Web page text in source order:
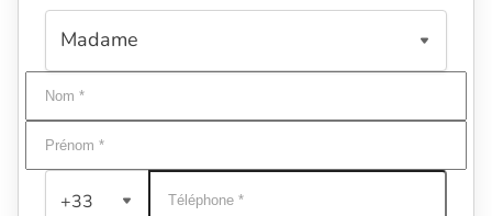
+33